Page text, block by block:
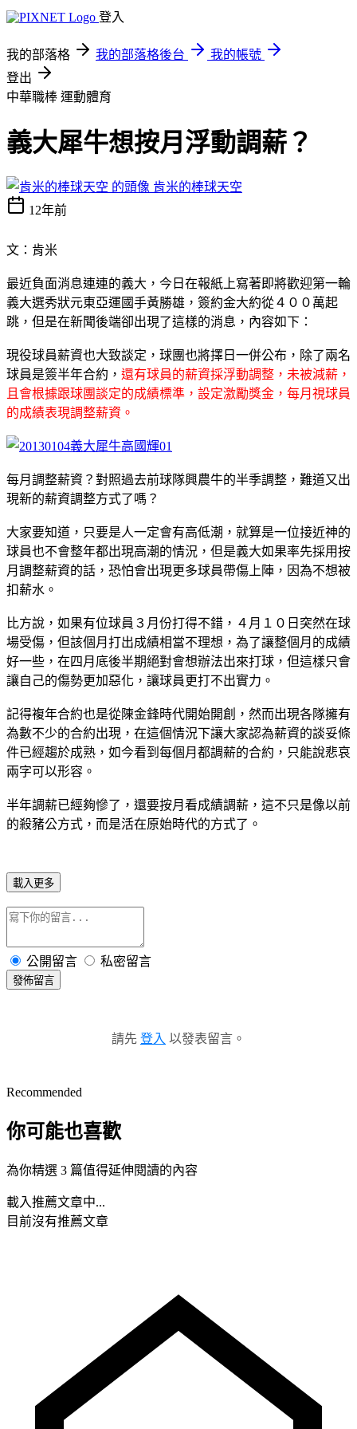
登入
我的部落格 我的部落格後台
我的帳號
登出
中華職棒 運動體育
義大犀牛想按月浮動調薪？
肯米的棒球天空
12年前
文：肯米
最近負面消息連連的義大，今日在報紙上寫著即將歡迎第一輪
義大選秀狀元東亞運國手黃勝雄，簽約金大約從４００萬起
跳，但是在新聞後端卻出現了這樣的消息，內容如下：
現役球員薪資也大致談定，球團也將擇日一併公布，除了兩名
球員是簽半年合約， 還有球員的薪資採浮動調整，未被減薪，
且會根據跟球團談定的成績標準，設定激勵獎金，每月視球員
的成績表現調整薪資。
每月調整薪資？對照過去前球隊興農牛的半季調整，難道又出
現新的薪資調整方式了嗎？
大家要知道，只要是人一定會有高低潮，就算是一位接近神的
球員也不會整年都出現高潮的情況，但是義大如果率先採用按
月調整薪資的話，恐怕會出現更多球員帶傷上陣，因為不想被
扣薪水。
比方說，如果有位球員３月份打得不錯，４月１０日突然在球
場受傷，但該個月打出成績相當不理想，為了讓整個月的成績
好一些，在四月底後半期絕對會想辦法出來打球，但這樣只會
讓自己的傷勢更加惡化，讓球員更打不出實力。
記得複年合約也是從陳金鋒時代開始開創，然而出現各隊擁有
為數不少的合約出現，在這個情況下讓大家認為薪資的談妥條
件已經趨於成熟，如今看到每個月都調薪的合約，只能說悲哀
兩字可以形容。
半年調薪已經夠慘了，還要按月看成績調薪，這不只是像以前
的殺豬公方式，而是活在原始時代的方式了。
載入更多
公開留言 私密留言
發佈留言
請先 登入 以發表留言。
Recommended
你可能也喜歡
為你精選 3 篇值得延伸閱讀的內容
載入推薦文章中...
目前沒有推薦文章